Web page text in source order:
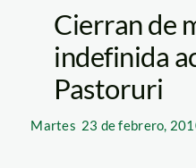
Cierran de
indefinida
Pastoruri
Martes 23 de febrero,